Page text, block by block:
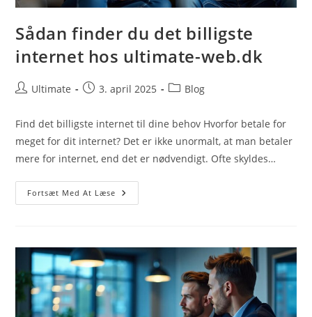
Sådan finder du det billigste
internet hos ultimate-web.dk
PostUltimate
Post3. april 2025
PostBlog
Find det billigste internet til dine behov Hvorfor betale for
meget for dit internet? Det er ikke unormalt, at man betaler
mere for internet, end det er nødvendigt. Ofte skyldes…
Fortsæt Med At Læse Sådan
Finder
Hos
Ultimate-
Web.dk